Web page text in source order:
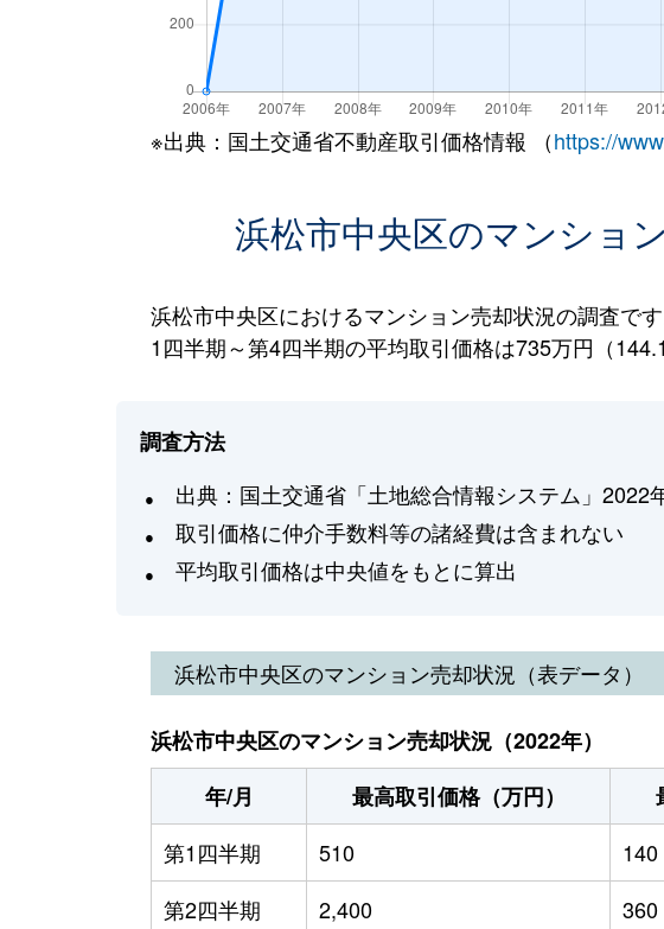
※出典：国土交通省不動産取引価格情報 （https://
浜松市中央区のマンショ
浜松市中央区におけるマンション売却状況の調査で
1四半期～第4四半期の平均取引価格は735万円（
調査方法
出典：国土交通省「土地総合情報システム」2022
取引価格に仲介手数料等の諸経費は含まれない
平均取引価格は中央値をもとに算出
浜松市中央区のマンション売却状況（表データ）
浜松市中央区のマンション売却状況（2022年）
年/月
最高取引価格（万円）
第1四半期
510 140
第2四半期
2,400 360